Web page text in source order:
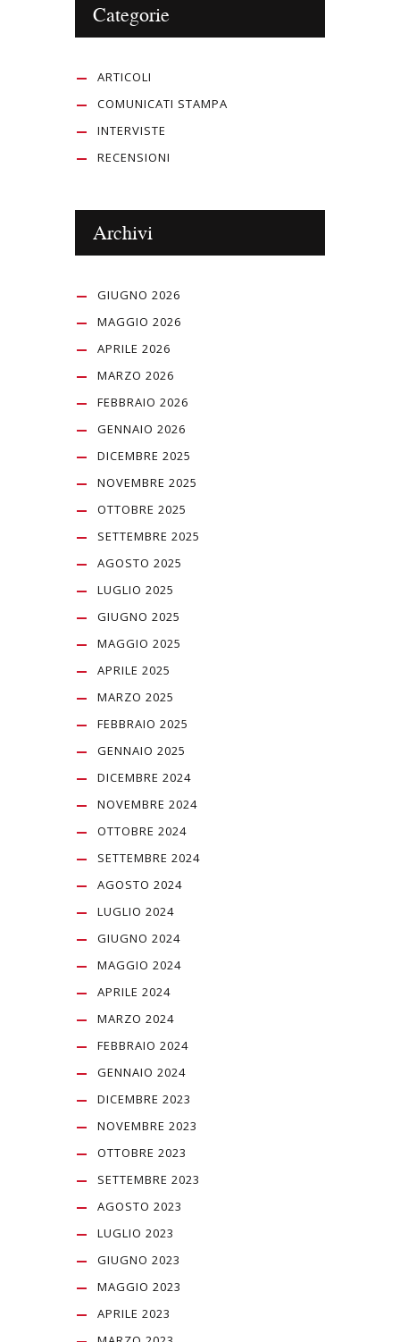
Categorie
ARTICOLI
COMUNICATI STAMPA
INTERVISTE
RECENSIONI
Archivi
GIUGNO 2026
MAGGIO 2026
APRILE 2026
MARZO 2026
FEBBRAIO 2026
GENNAIO 2026
DICEMBRE 2025
NOVEMBRE 2025
OTTOBRE 2025
SETTEMBRE 2025
AGOSTO 2025
LUGLIO 2025
GIUGNO 2025
MAGGIO 2025
APRILE 2025
MARZO 2025
FEBBRAIO 2025
GENNAIO 2025
DICEMBRE 2024
NOVEMBRE 2024
OTTOBRE 2024
SETTEMBRE 2024
AGOSTO 2024
LUGLIO 2024
GIUGNO 2024
MAGGIO 2024
APRILE 2024
MARZO 2024
FEBBRAIO 2024
GENNAIO 2024
DICEMBRE 2023
NOVEMBRE 2023
OTTOBRE 2023
SETTEMBRE 2023
AGOSTO 2023
LUGLIO 2023
GIUGNO 2023
MAGGIO 2023
APRILE 2023